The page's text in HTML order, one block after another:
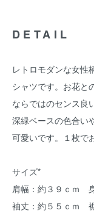
DETAIL
レトロモダンな女性
シャツです。お花と
ならではのセンス良
深緑ベースの色合い
可愛いです。１枚で
サイズ*
肩幅：約３９ｃｍ
袖丈：約５５ｃｍ